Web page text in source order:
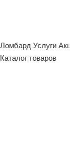
Ломбард Услуги
Каталог товаров